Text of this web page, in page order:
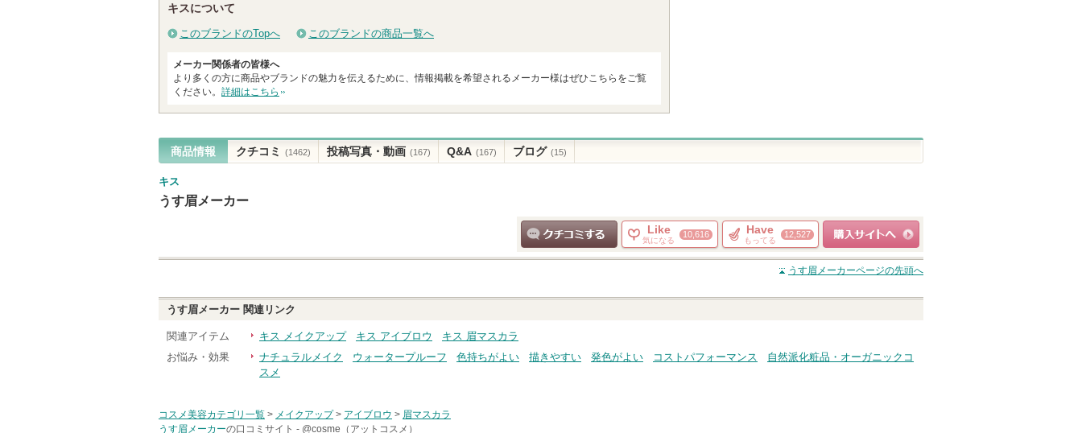
キスについて
このブランドのTopへ このブランドの商品一覧へ
メーカー関係者の皆様へ
より多くの方に商品やブランドの魅力を伝えるために、情報掲載を希望されるメーカー様はぜひこちらをご覧
ください。 詳細はこちら
商品情報 クチコミ (1462) 投稿写真・動画 (167) Q&A (167) ブログ (15)
キス
うす眉メーカー
クチコミする
Like
気になる
10,616 Have
もってる
12,527
ショッピングサイト
へ
うす眉メーカーページの先頭へ
うす眉メーカー 関連リンク
関連アイテム キス メイクアップ キス アイブロウ
キス 眉マスカラ
お悩み・効果
ナチュラルメイク ウォータープルーフ 色持ちがよい 描きやすい 発色がよい コストパフォーマンス
自然派化粧品・オーガニックコ
スメ
コスメ美容カテゴリ一覧 > メイクアップ> アイブロウ > 眉マスカラ
うす眉メーカーの口コミサイト - @cosme（アットコスメ）